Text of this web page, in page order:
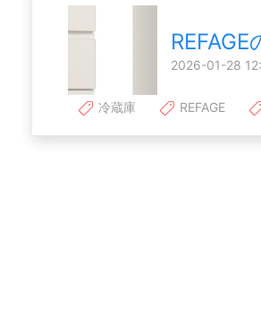
2026-01-28
冷蔵庫 REFAGE